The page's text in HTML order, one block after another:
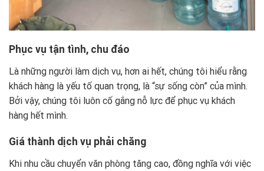
Phục vụ tận tình, chu đáo
Là những người làm dịch vụ, hơn ai hết, chúng tôi hiểu rằng
khách hàng là yếu tố quan trọng, là “sự sống còn” của mình.
Bởi vậy, chúng tôi luôn cố gắng nỗ lực để phục vụ khách
hàng hết mình.
Giá thành dịch vụ phải chăng
Khi nhu cầu chuyển văn phòng tăng cao, đồng nghĩa với việc